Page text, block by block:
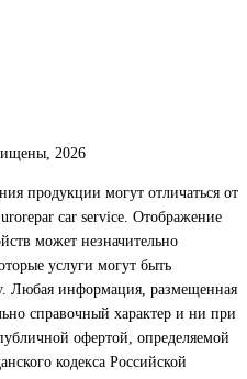
2026
продукции могут отличаться от
car service. Отображение
может незначительно
услуги могут быть
Любая информация, размещенная
справочный характер и ни при
офертой, определяемой
кодекса Российской